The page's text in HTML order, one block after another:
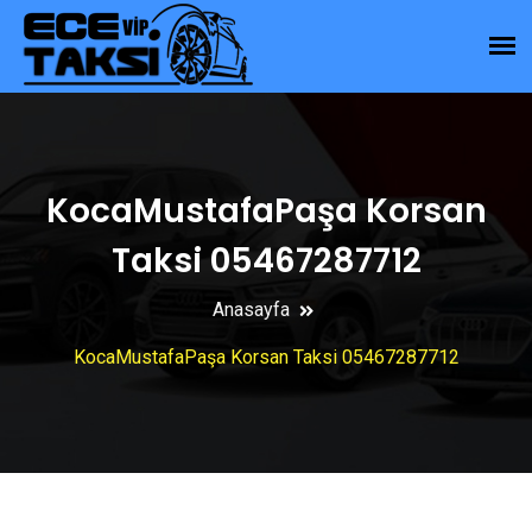
KocaMustafaPaşa Korsan
Taksi 05467287712
Anasayfa
KocaMustafaPaşa Korsan Taksi 05467287712